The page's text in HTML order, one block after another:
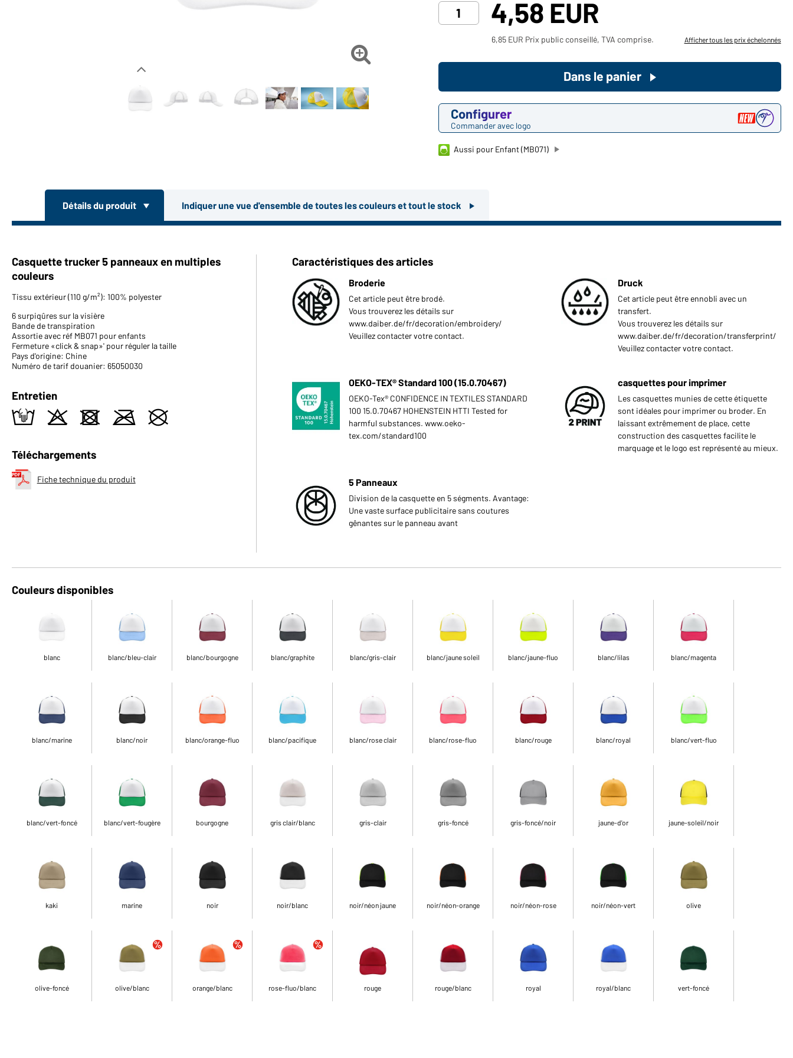
produits pour votre besoin privé?
Chemin d'accès au shop des
clients finaux

4,58 EUR
6,85 EUR Prix public conseillé, TVA comprise. Afficher tous les prix échelonnés
Configurer
Commander avec logo
Dans le panier
Aussi pour Enfant (MB071)
Détails du produit Indiquer une vue d'ensemble de toutes les couleurs et tout le stock
Casquette trucker 5 panneaux en multiples
couleurs
Tissu extérieur (110 g/m²): 100% polyester
6 surpiqûres sur la visière
Bande de transpiration
Assortie avec réf MB071 pour enfants
Fermeture «click & snap»' pour réguler la taille
Pays d'origine: Chine
Numéro de tarif douanier: 65050030
Entretien
t o d m U
Téléchargements
Fiche technique du produit
Caractéristiques des articles
Broderie
Cet article peut être brodé.
Vous trouverez les détails sur
www.daiber.de/fr/decoration/embroidery/
Veuillez contacter votre contact.
Druck
Cet article peut être ennobli avec un
transfert.
Vous trouverez les détails sur
www.daiber.de/fr/decoration/transferprint/
Veuillez contacter votre contact.
OEKO-TEX® Standard 100 (15.0.70467)
OEKO-Tex® CONFIDENCE IN TEXTILES STANDARD
100 15.0.70467 HOHENSTEIN HTTI Tested for
harmful substances. www.oeko-
tex.com/standard100
casquettes pour imprimer
Les casquettes munies de cette étiquette
sont idéales pour imprimer ou broder. En
laissant extrêmement de place, cette
construction des casquettes facilite le
marquage et le logo est représenté au mieux.
5 Panneaux
Division de la casquette en 5 ségments. Avantage:
Une vaste surface publicitaire sans coutures
gênantes sur le panneau avant
Couleurs disponibles
blanc blanc/bleu-clair blanc/bourgogne blanc/graphite blanc/gris-clair blanc/jaune soleil blanc/jaune-fluo blanc/lilas blanc/magenta
blanc/marine blanc/noir blanc/orange-fluo blanc/pacifique blanc/rose clair blanc/rose-fluo blanc/rouge blanc/royal blanc/vert-fluo
blanc/vert-foncé blanc/vert-fougère bourgogne gris clair/blanc gris-clair gris-foncé gris-foncé/noir jaune-d'or jaune-soleil/noir
kaki marine noir noir/blanc noir/néon jaune noir/néon-orange noir/néon-rose noir/néon-vert olive
olive-foncé olive/blanc orange/blanc rose-fluo/blanc rouge rouge/blanc royal royal/blanc vert-foncé